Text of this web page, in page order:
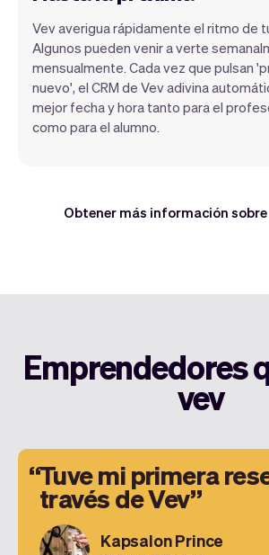
Vev averigua rápidamente el ritmo de
Algunos pueden venir a verte
mensualmente. Cada vez que pulsan
nuevo', el CRM de Vev adivina
mejor fecha y hora tanto para el
como para el alumno.
Obtener más información
Emprendedores
vev
Tuve mi primera
través de Vev
Kapsalon Prince